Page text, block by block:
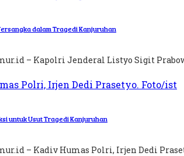
dalam Tragedi Kanjuruhan
– Kapolri Jenderal Listyo Sigit
untuk Usut Tragedi Kanjuruhan
– Kadiv Humas Polri, Irjen Dedi